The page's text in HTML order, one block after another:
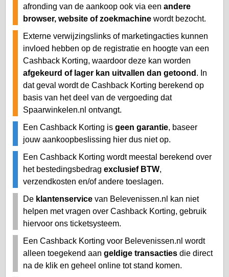
afronding van de aankoop ook via een andere
browser, website of zoekmachine wordt bezocht.
Externe verwijzingslinks of marketingacties kunnen
invloed hebben op de registratie en hoogte van een
Cashback Korting, waardoor deze kan worden
afgekeurd of lager kan uitvallen dan getoond . In
dat geval wordt de Cashback Korting berekend op
basis van het deel van de vergoeding dat
Spaarwinkelen.nl ontvangt.
Een Cashback Korting is geen garantie, baseer
jouw aankoopbeslissing hier dus niet op.
Een Cashback Korting wordt meestal berekend over
het bestedingsbedrag exclusief BTW,
verzendkosten en/of andere toeslagen.
De klantenservice van Belevenissen.nl kan niet
helpen met vragen over Cashback Korting, gebruik
hiervoor ons ticketsysteem.
Een Cashback Korting voor Belevenissen.nl wordt
alleen toegekend aan geldige transacties die direct
na de klik en geheel online tot stand komen.